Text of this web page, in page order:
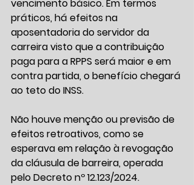
vencimento básico. Em termos
práticos, há efeitos na
aposentadoria do servidor da
carreira visto que a contribuição
paga para a RPPS será maior e em
contra partida, o benefício chegará
ao teto do INSS.
Não houve menção ou previsão de
efeitos retroativos, como se
esperava em relação à revogação
da cláusula de barreira, operada
pelo Decreto nº 12.123/2024.